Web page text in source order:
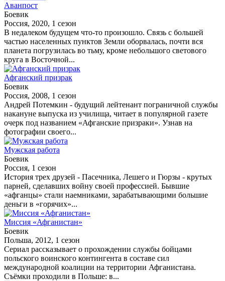
Аванпост
Боевик
Россия, 2020, 1 сезон
В недалеком будущем что-то произошло. Связь с большей
частью населенных пунктов Земли оборвалась, почти вся
планета погрузилась во тьму, кроме небольшого светового
круга в Восточной...
Афганский призрак
Боевик
Россия, 2008, 1 сезон
Андрей Потемкин - будущий лейтенант пограничной службы
накануне выпуска из училища, читает в популярной газете
очерк под названием «Афганские призраки». Узнав на
фотографии своего...
Мужская работа
Боевик
Россия, 1 сезон
История трех друзей - Пасечника, Лешего и Гюрзы - крутых
парней, сделавших войну своей профессией. Бывшие
«афганцы» стали наемниками, зарабатывающими большие
деньги в «горячих»...
Миссия «Афганистан»
Боевик
Польша, 2012, 1 сезон
Сериал рассказывает о прохождении службы бойцами
польского воинского контингента в составе сил
международной коалиции на территории Афганистана.
Съёмки проходили в Польше: в...